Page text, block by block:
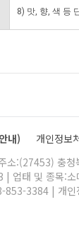
8) 맛, 향, 색 등
내) 개인정보
소:(27453) 충
업태 및 종목:
853-3384 | 개인